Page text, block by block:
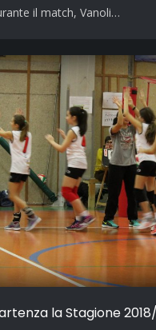
il match, Vanoli…
la Stagione